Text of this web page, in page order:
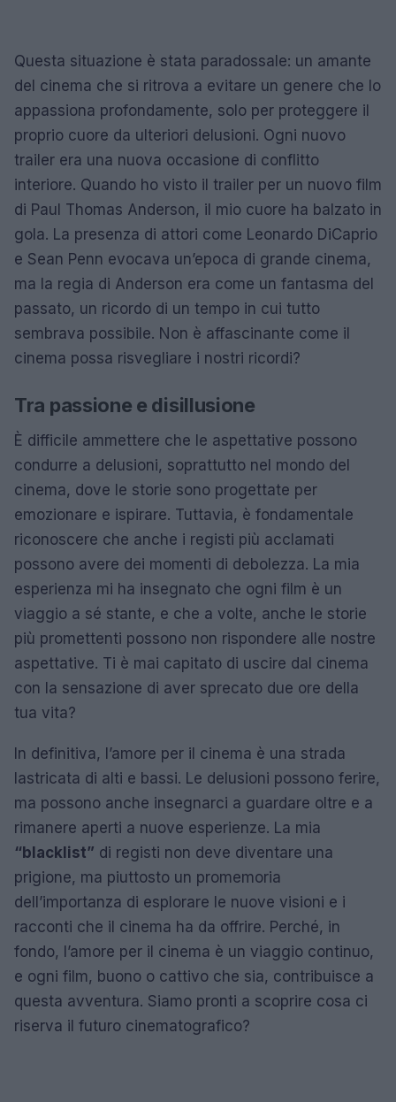
Questa situazione è stata paradossale: un amante
del cinema che si ritrova a evitare un genere che lo
appassiona profondamente, solo per proteggere il
proprio cuore da ulteriori delusioni. Ogni nuovo
trailer era una nuova occasione di conflitto
interiore. Quando ho visto il trailer per un nuovo film
di Paul Thomas Anderson, il mio cuore ha balzato in
gola. La presenza di attori come Leonardo DiCaprio
e Sean Penn evocava un’epoca di grande cinema,
ma la regia di Anderson era come un fantasma del
passato, un ricordo di un tempo in cui tutto
sembrava possibile. Non è affascinante come il
cinema possa risvegliare i nostri ricordi?
Tra passione e disillusione
È difficile ammettere che le aspettative possono
condurre a delusioni, soprattutto nel mondo del
cinema, dove le storie sono progettate per
emozionare e ispirare. Tuttavia, è fondamentale
riconoscere che anche i registi più acclamati
possono avere dei momenti di debolezza. La mia
esperienza mi ha insegnato che ogni film è un
viaggio a sé stante, e che a volte, anche le storie
più promettenti possono non rispondere alle nostre
aspettative. Ti è mai capitato di uscire dal cinema
con la sensazione di aver sprecato due ore della
tua vita?
In definitiva, l’amore per il cinema è una strada
lastricata di alti e bassi. Le delusioni possono ferire,
ma possono anche insegnarci a guardare oltre e a
rimanere aperti a nuove esperienze. La mia
“blacklist” di registi non deve diventare una
prigione, ma piuttosto un promemoria
dell’importanza di esplorare le nuove visioni e i
racconti che il cinema ha da offrire. Perché, in
fondo, l’amore per il cinema è un viaggio continuo,
e ogni film, buono o cattivo che sia, contribuisce a
questa avventura. Siamo pronti a scoprire cosa ci
riserva il futuro cinematografico?